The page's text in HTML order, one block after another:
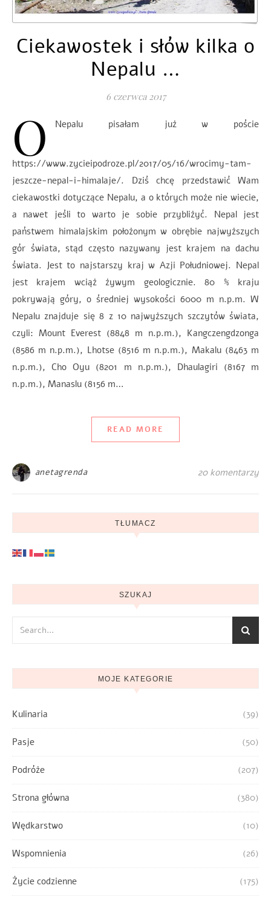
Ciekawostek i słów kilka o
Nepalu …
6 czerwca 2017
O Nepalu pisałam już w poście
https://www.zycieipodroze.pl/2017/05/16/wrocimy-tam-
jeszcze-nepal-i-himalaje/. Dziś chcę przedstawić Wam
ciekawostki dotyczące Nepalu, a o których może nie wiecie,
a nawet jeśli to warto je sobie przybliżyć. Nepal jest
państwem himalajskim położonym w obrębie najwyższych
gór świata, stąd często nazywany jest krajem na dachu
świata. Jest to najstarszy kraj w Azji Południowej. Nepal
jest krajem wciąż żywym geologicznie. 80 % kraju
pokrywają góry, o średniej wysokości 6000 m n.p.m. W
Nepalu znajduje się 8 z 10 najwyższych szczytów świata,
czyli: Mount Everest (8848 m n.p.m.), Kangczengdzonga
(8586 m n.p.m.), Lhotse (8516 m n.p.m.), Makalu (8463 m
n.p.m.), Cho Oyu (8201 m n.p.m.), Dhaulagiri (8167 m
n.p.m.), Manaslu (8156 m…
READ MORE
anetagrenda 20 komentarzy
TŁUMACZ
SZUKAJ
MOJE KATEGORIE
Kulinaria (39)
Pasje (50)
Podróże (207)
Strona główna (380)
Wędkarstwo (10)
Wspomnienia (26)
Życie codzienne (175)